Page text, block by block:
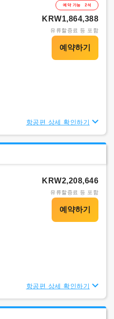
예약 가능 2석
KRW1,864,388
유류할증료 등 포함
항공편 상세 확인하기
KRW2,208,646
유류할증료 등 포함
항공편 상세 확인하기